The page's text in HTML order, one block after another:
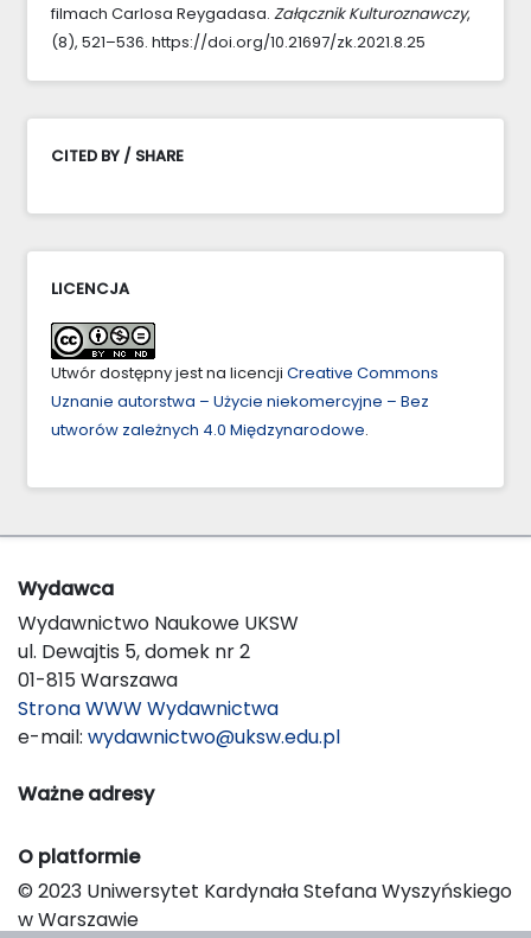
filmach Carlosa Reygadasa. Załącznik Kulturoznawczy,
(8), 521–536. https://doi.org/10.21697/zk.2021.8.25
CITED BY / SHARE
LICENCJA
Utwór dostępny jest na licencji Creative Commons
Uznanie autorstwa – Użycie niekomercyjne – Bez
utworów zależnych 4.0 Międzynarodowe.
Wydawca
Wydawnictwo Naukowe UKSW
ul. Dewajtis 5, domek nr 2
01-815 Warszawa
Strona WWW Wydawnictwa
e-mail: wydawnictwo@uksw.edu.pl
Ważne adresy
O platformie
© 2023 Uniwersytet Kardynała Stefana Wyszyńskiego
w Warszawie